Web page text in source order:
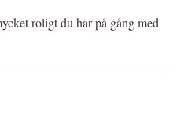
roligt du har på gång med